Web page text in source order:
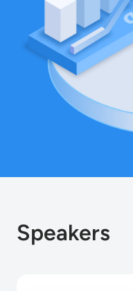
Speakers